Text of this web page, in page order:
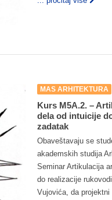
MAS ARHITEKTURA
Kurs M5A.2. –
dela od intuicije
zadatak
Obaveštavaju se
akademskih studija
Seminar Artikulacija
do realizacije
Vujovića, da